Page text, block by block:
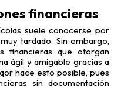
financieras
suele conocerse por
tardado. Sin embargo,
financieras que otorgan
ágil y amigable gracias a
hace esto posible, pues
sin documentación